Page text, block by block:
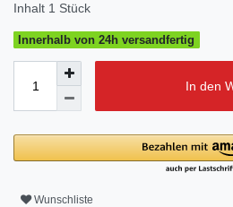
Inhalt 1 Stück
Innerhalb von 24h versandfertig
In den
Wunschliste